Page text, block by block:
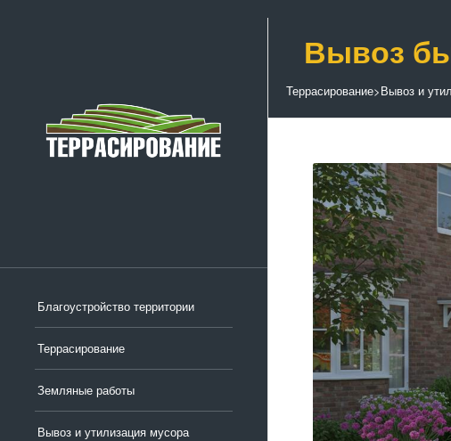
Благоустройство территории
Террасирование
Земляные работы
Вывоз и утилизация мусора
Вывоз
Террасирование>Вывоз и